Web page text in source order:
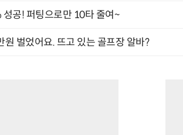
공! 퍼팅으로만 10타 줄여~
벌었어요. 뜨고 있는 골프장 알바?